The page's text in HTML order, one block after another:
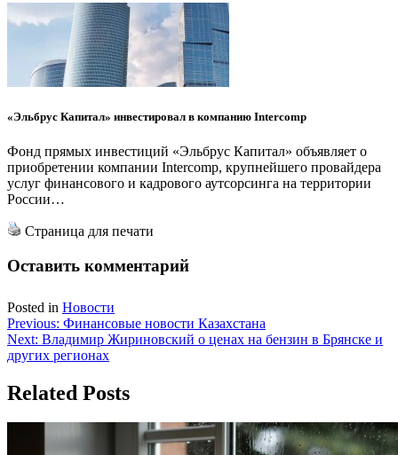
«Эльбрус Капитал» инвестировал в компанию Intercomp
Фонд прямых инвестиций «Эльбрус Капитал» объявляет о
приобретении компании Intercomp, крупнейшего провайдера
услуг финансового и кадрового аутсорсинга на территории
России…
Страница для печати
Оставить комментарий
Posted in Новости
Навигация
по
Previous: Финансовые новости Казахстана
Next: Владимир Жириновский о ценах на бензин в Брянске и
других регионах
Related Posts